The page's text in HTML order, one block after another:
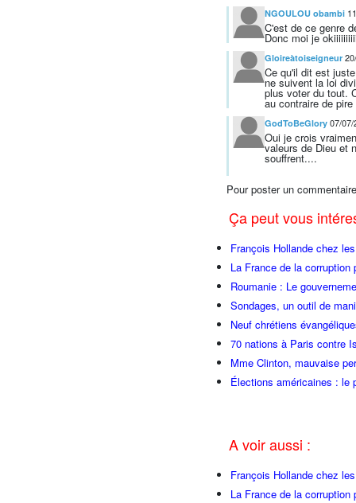
NGOULOU obambi
C'est de ce genre
Donc moi je
Gloireàtoiseigneur
Ce qu'il dit est
ne suivent la loi
plus voter du tout.
au contraire de
GodToBeGlory 07/07/
Oui je crois
valeurs de Dieu et
souffrent....
Pour poster un
Ça peut vous
François Hollande chez
La France de la
Roumanie : Le
Sondages, un outil de
Neuf chrétiens
70 nations à Paris contre
Mme Clinton, mauvaise
Élections américaines : le
A voir aussi :
François Hollande chez
La France de la